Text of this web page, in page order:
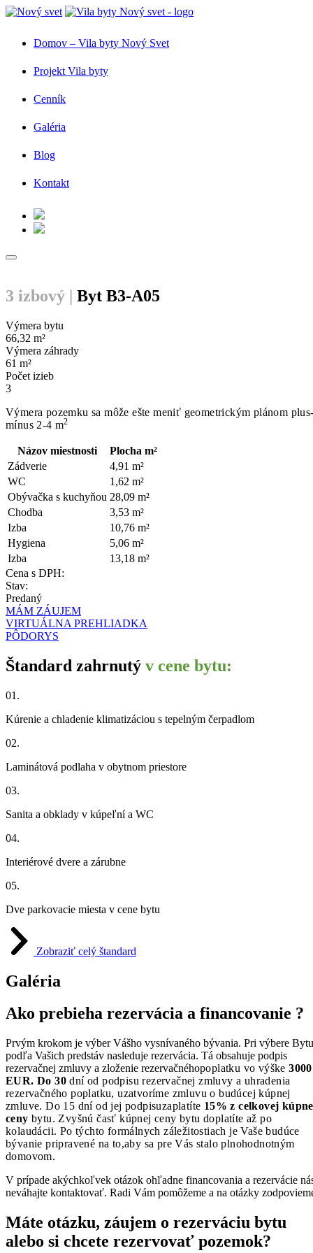
Domov – Vila byty Nový Svet
Projekt Vila byty
Cenník
Galéria
Blog
Kontakt
3 izbový | Byt B3-A05
Výmera bytu
66,32 m²
Výmera záhrady
61 m²
Počet izieb
3
Výmera pozemku sa môže ešte meniť geometrickým plánom
mínus 2-4 m2
Názov miestnosti
Plocha m²
Zádverie
4,91 m²
WC
1,62 m²
Obývačka s kuchyňou 28,09 m²
Chodba
3,53 m²
Izba
10,76 m²
Hygiena
5,06 m²
Izba
13,18 m²
Cena s DPH:
Stav:
Predaný
MÁM ZÁUJEM
VIRTUÁLNA PREHLIADKA
PÔDORYS
Štandard zahrnutý v cene bytu:
01.
Kúrenie a chladenie klimatizáciou s tepelným čerpadlom
02.
Laminátová podlaha v obytnom priestore
03.
Sanita a obklady v kúpeľní a WC
04.
Interiérové dvere a zárubne
05.
Dve parkovacie miesta v cene bytu
Zobraziť celý štandard
Galéria
Ako prebieha rezervácia a financovanie ?
Prvým krokom je výber Vášho vysnívaného bývania. Pri výbere Bytu
podľa Vašich predstáv nasleduje rezervácia. Tá obsahuje podpis
rezervačnej zmluvy a zloženie rezervačnéhopoplatku vo výške3000
EUR. Do 30 dní od podpisu rezervačnej zmluvy a uhradenia
rezervačného poplatku, uzatvoríme zmluvu o budúcej kúpnej
zmluve. Do 15 dní od jej podpisuzaplatíte 15% z celkovej
ceny bytu. Zvyšnú časť kúpnej ceny bytu doplatíte až po
kolaudácii. Po týchto formálnych záležitostiach je Vaše budúce
bývanie pripravené na to,aby sa pre Vás stalo plnohodnotným
domovom.
V prípade akýchkoľvek otázok ohľadne financovania a rezervácie
neváhajte kontaktovať. Radi Vám pomôžeme a na otázky
Máte otázku, záujem o rezerváciu bytu
alebo si chcete rezervovať pozemok?